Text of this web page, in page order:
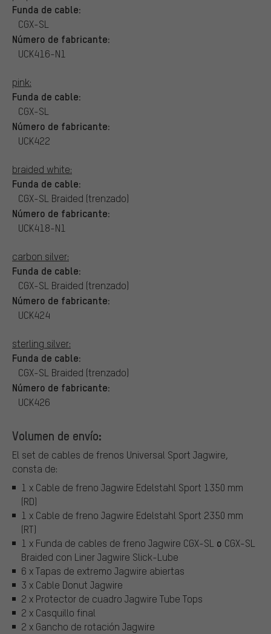
Funda de cable:
CGX-SL
Número de fabricante:
UCK416-N1
pink:
Funda de cable:
CGX-SL
Número de fabricante:
UCK422
braided white:
Funda de cable:
CGX-SL Braided (trenzado)
Número de fabricante:
UCK418-N1
carbon silver:
Funda de cable:
CGX-SL Braided (trenzado)
Número de fabricante:
UCK424
sterling silver:
Funda de cable:
CGX-SL Braided (trenzado)
Número de fabricante:
UCK426
Volumen de envío:
El set de cables de frenos Universal Sport Jagwire,
consta de:
1 x Cable de freno Jagwire Edelstahl Sport 1350 mm
(RD)
1 x Cable de freno Jagwire Edelstahl Sport 2350 mm
(RT)
1 x Funda de cables de freno Jagwire CGX-SL o CGX-SL
Braided con Liner Jagwire Slick-Lube
6 x Tapas de extremo Jagwire abiertas
3 x Cable Donut Jagwire
2 x Protector de cuadro Jagwire Tube Tops
2 x Casquillo final
2 x Gancho de rotación Jagwire